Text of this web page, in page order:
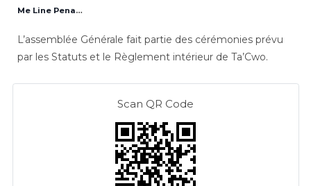
Me Line Penandjo
L’assemblée Générale fait partie des cérémonies prévu
par les Statuts et le Règlement intérieur de Ta’Cwo.
Scan QR Code